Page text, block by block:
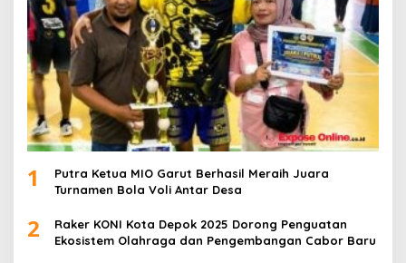
1
Putra Ketua MIO Garut Berhasil Meraih Juara
Turnamen Bola Voli Antar Desa
2
Raker KONI Kota Depok 2025 Dorong Penguatan
Ekosistem Olahraga dan Pengembangan Cabor Baru